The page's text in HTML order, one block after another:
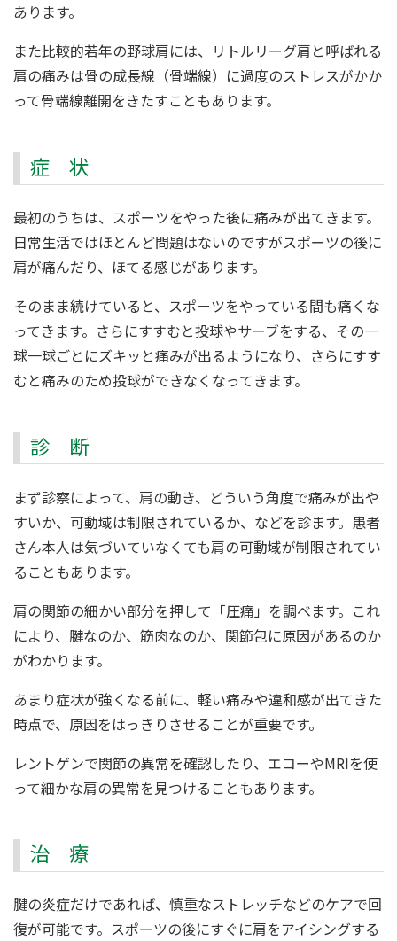
あります。
また比較的若年の野球肩には、リトルリーグ肩と呼ばれる
肩の痛みは骨の成長線（骨端線）に過度のストレスがかか
って骨端線離開をきたすこともあります。
症 状
最初のうちは、スポーツをやった後に痛みが出てきます。
日常生活ではほとんど問題はないのですがスポーツの後に
肩が痛んだり、ほてる感じがあります。
そのまま続けていると、スポーツをやっている間も痛くな
ってきます。さらにすすむと投球やサーブをする、その一
球一球ごとにズキッと痛みが出るようになり、さらにすす
むと痛みのため投球ができなくなってきます。
診 断
まず診察によって、肩の動き、どういう角度で痛みが出や
すいか、可動域は制限されているか、などを診ます。患者
さん本人は気づいていなくても肩の可動域が制限されてい
ることもあります。
肩の関節の細かい部分を押して「圧痛」を調べます。これ
により、腱なのか、筋肉なのか、関節包に原因があるのか
がわかります。
あまり症状が強くなる前に、軽い痛みや違和感が出てきた
時点で、原因をはっきりさせることが重要です。
レントゲンで関節の異常を確認したり、エコーやMRIを使
って細かな肩の異常を見つけることもあります。
治 療
腱の炎症だけであれば、慎重なストレッチなどのケアで回
復が可能です。スポーツの後にすぐに肩をアイシングする